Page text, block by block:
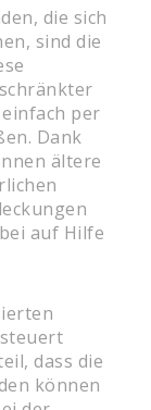
die sich
sind die
per
Dank
ältere
auf Hilfe
dass die
können